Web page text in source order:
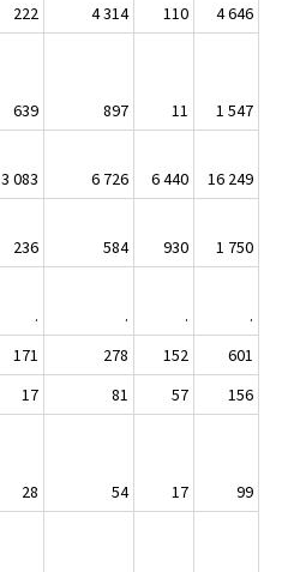
222 4 314 110
4 646
639 897 11
1 547
3 083 6 726 6 440
16 249
236 584 930
1 750
. . .
.
171 278 152
601
17 81 57
156
28 54 17
99